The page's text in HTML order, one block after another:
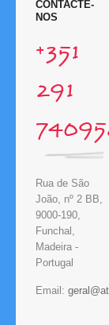
CONTACTE-
NOS
+351
291
Rua de São
João, nº 2 BB,
9000-190,
Funchal,
Madeira -
Portugal
Email: